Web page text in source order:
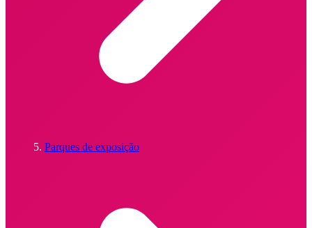
Parques de exposição